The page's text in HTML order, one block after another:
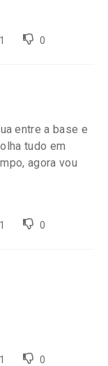
1 0
entre a base e
tudo em
agora vou
1 0
1 0